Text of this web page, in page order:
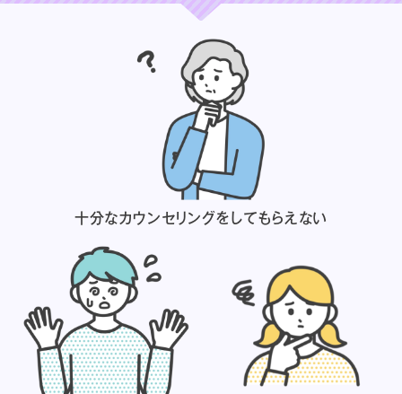
十分なカウンセリングをしてもらえない